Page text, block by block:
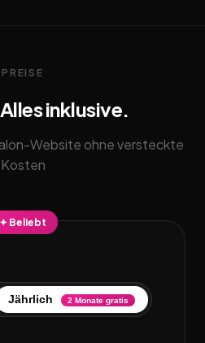
PREISE
inklusive.
Website ohne versteckte
Kosten
✦ Beliebt
Jährlich 2 Monate gratis